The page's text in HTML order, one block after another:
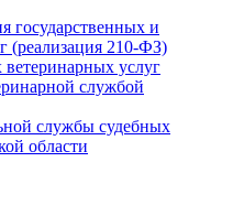
государственных и
(реализация 210-ФЗ)
услуг
службой
службы судебных
области